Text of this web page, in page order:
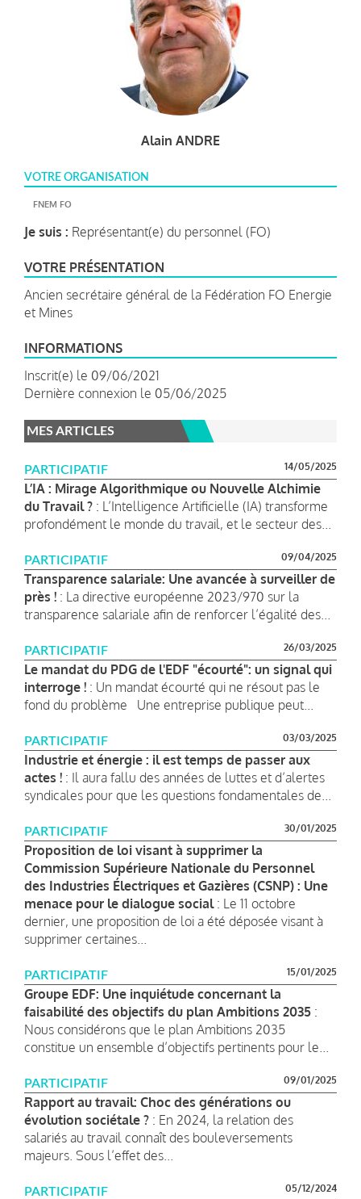
Alain ANDRE
VOTRE ORGANISATION
FNEM FO
Je suis : Représentant(e) du personnel (FO)
VOTRE PRÉSENTATION
Ancien secrétaire général de la Fédération FO Energie
et Mines
INFORMATIONS
Inscrit(e) le 09/06/2021
Dernière connexion le 05/06/2025
MES ARTICLES
PARTICIPATIF 14/05/2025
L’IA : Mirage Algorithmique ou Nouvelle Alchimie
du Travail ? : L’Intelligence Artificielle (IA) transforme
profondément le monde du travail, et le secteur des...
PARTICIPATIF 09/04/2025
Transparence salariale: Une avancée à surveiller de
près ! : La directive européenne 2023/970 sur la
transparence salariale afin de renforcer l’égalité des...
PARTICIPATIF 26/03/2025
Le mandat du PDG de l'EDF "écourté": un signal qui
interroge ! : Un mandat écourté qui ne résout pas le
fond du problème Une entreprise publique peut...
PARTICIPATIF 03/03/2025
Industrie et énergie : il est temps de passer aux
actes ! : Il aura fallu des années de luttes et d’alertes
syndicales pour que les questions fondamentales de...
PARTICIPATIF 30/01/2025
Proposition de loi visant à supprimer la
Commission Supérieure Nationale du Personnel
des Industries Électriques et Gazières (CSNP) : Une
menace pour le dialogue social: Le 11 octobre
dernier, une proposition de loi a été déposée visant à
supprimer certaines...
PARTICIPATIF 15/01/2025
Groupe EDF: Une inquiétude concernant la
faisabilité des objectifs du plan Ambitions 2035 :
Nous considérons que le plan Ambitions 2035
constitue un ensemble d’objectifs pertinents pour le...
PARTICIPATIF 09/01/2025
Rapport au travail: Choc des générations ou
évolution sociétale ? : En 2024, la relation des
salariés au travail connaît des bouleversements
majeurs. Sous l’effet des...
PARTICIPATIF 05/12/2024